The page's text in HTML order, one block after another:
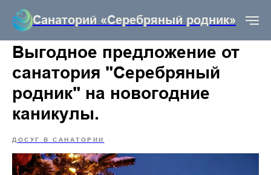
Санаторий «Серебряный родник»
Выгодное предложение от
санатория "Серебряный
родник" на новогодние
каникулы.
ДОСУГ В САНАТОРИИ